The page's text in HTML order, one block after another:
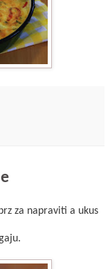
za napraviti a ukus